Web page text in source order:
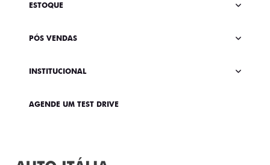
ESTOQUE
PÓS VENDAS
INSTITUCIONAL
AGENDE UM TEST DRIVE